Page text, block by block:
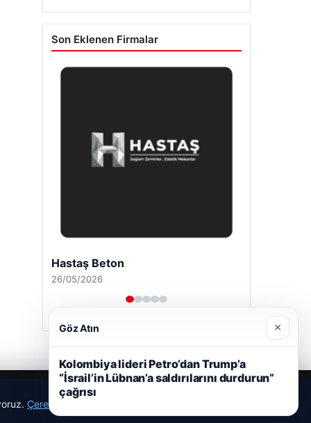
Son Eklenen Firmalar
Hastaş Beton
26/05/2026
Çerez Politikamız
Göz Atın ×
Kolombiya lideri Petro’dan Trump’a
“İsrail’in Lübnan’a saldırılarını durdurun”
çağrısı